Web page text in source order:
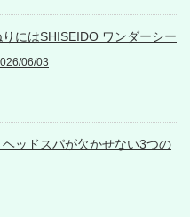
にはSHISEIDO ワンダーシー
06/03
ヘッドスパが欠かせない3つの